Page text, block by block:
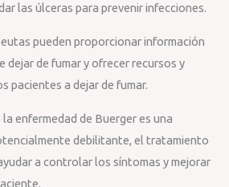
las úlceras para prevenir infecciones.
pueden proporcionar información
dejar de fumar y ofrecer recursos y
pacientes a dejar de fumar.
enfermedad de Buerger es una
debilitante, el tratamiento
a controlar los síntomas y mejorar